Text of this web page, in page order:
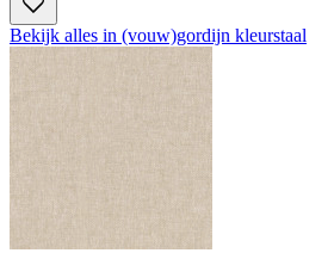
Bekijk alles in (vouw)gordijn kleurstaal